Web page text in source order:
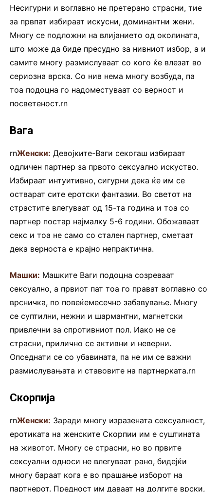
Несигурни и воглавно не претерано страсни, тие
за првпат избираат искусни, доминантни жени.
Многу се подложни на влијанието од околината,
што може да биде пресудно за нивниот избор, а и
самите многу размислуваат со кого ќе влезат во
сериозна врска. Со нив нема многу возбуда, па
тоа подоцна го надоместуваат со верност и
посветеност.rn
Вага
rnЖенски: Девојките-Ваги секогаш избираат
одличен партнер за првото сексуално искуство.
Избираат интуитивно, сигурни дека ќе им се
остварат сите еротски фантазии. Во светот на
страстите влегуваат од 15-та година и тоа со
партнер постар најмалку 5-6 години. Обожаваат
секс и тоа не само со стален партнер, сметаат
дека верноста е крајно непрактична.
Машки: Машките Ваги подоцна созреваат
сексуално, а првиот пат тоа го прават воглавно со
врсничка, по повеќемесечно забавување. Многу
се суптилни, нежни и шармантни, магнетски
привлечни за спротивниот пол. Иако не се
страсни, прилично се активни и неверни.
Опседнати се со убавината, па не им се важни
размислувањата и ставовите на партнерката.rn
Скорпија
rnЖенски: Заради многу изразената сексуалност,
еротиката на женските Скорпии им е суштината
на животот. Многу се страсни, но во првите
сексуални односи не влегуваат рано, бидејќи
многу бараат кога е во прашање изборот на
партнерот. Предност им даваат на долгите врски,